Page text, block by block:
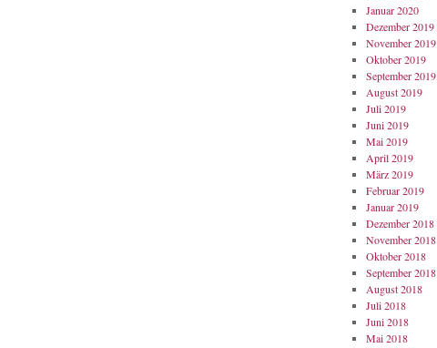
Januar 2020
Dezember 2019
November 2019
Oktober 2019
September 2019
August 2019
Juli 2019
Juni 2019
Mai 2019
April 2019
März 2019
Februar 2019
Januar 2019
Dezember 2018
November 2018
Oktober 2018
September 2018
August 2018
Juli 2018
Juni 2018
Mai 2018